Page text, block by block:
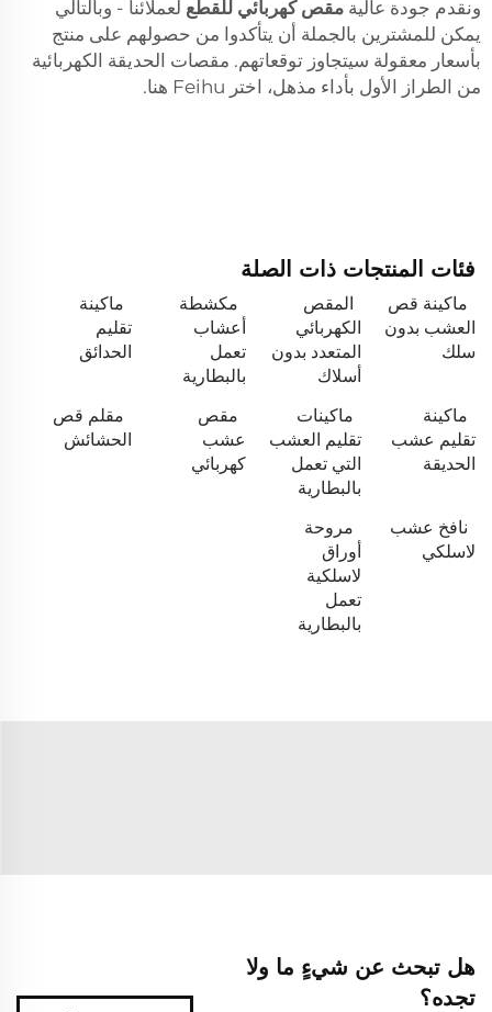
ونقدم جودة عالية مقص كهربائي للقطع لعملائنا - وبالتالي
يمكن للمشترين بالجملة أن يتأكدوا من حصولهم على منتج
بأسعار معقولة سيتجاوز توقعاتهم. مقصات الحديقة الكهربائية
من الطراز الأول بأداء مذهل، اختر Feihu هنا.
فئات المنتجات ذات الصلة
ماكينة قص
العشب بدون
سلك
المقص
الكهربائي
المتعدد بدون
أسلاك
مكشطة
أعشاب
تعمل
بالبطارية
ماكينة
تقليم
الحدائق
ماكينة
تقليم عشب
الحديقة
ماكينات
تقليم العشب
التي تعمل
بالبطارية
مقص
عشب
كهربائي
مقلم قص
الحشائش
نافخ عشب
لاسلكي
مروحة
أوراق
لاسلكية
تعمل
بالبطارية
هل تبحث عن شيءٍ ما ولا
تجده؟